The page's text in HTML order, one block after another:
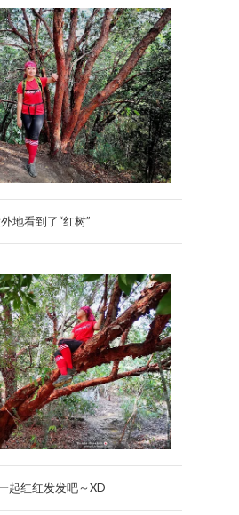
地看到了“红树”
起红红发发吧～XD